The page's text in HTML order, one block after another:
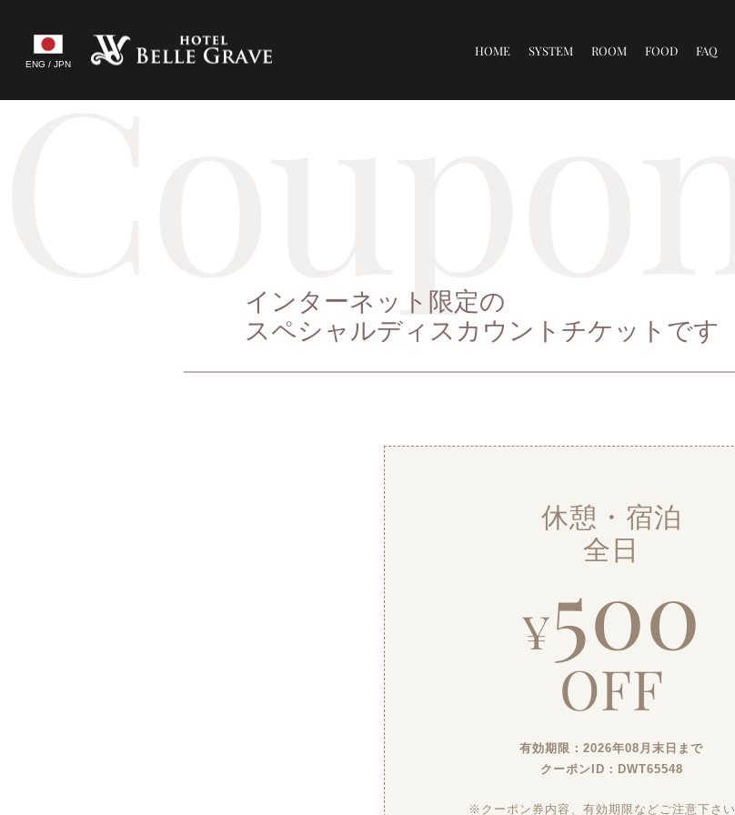
content
ENG / JPN
HOME SYSTEM ROOM FOOD FAQ
インターネット限定の
スペシャルディスカウントチケットです
休憩・宿泊
全日
¥500
OFF
有効期限：2026年08月末日まで
クーポンID：DWT65548
※クーポン券内容、有効期限などご注意下さい